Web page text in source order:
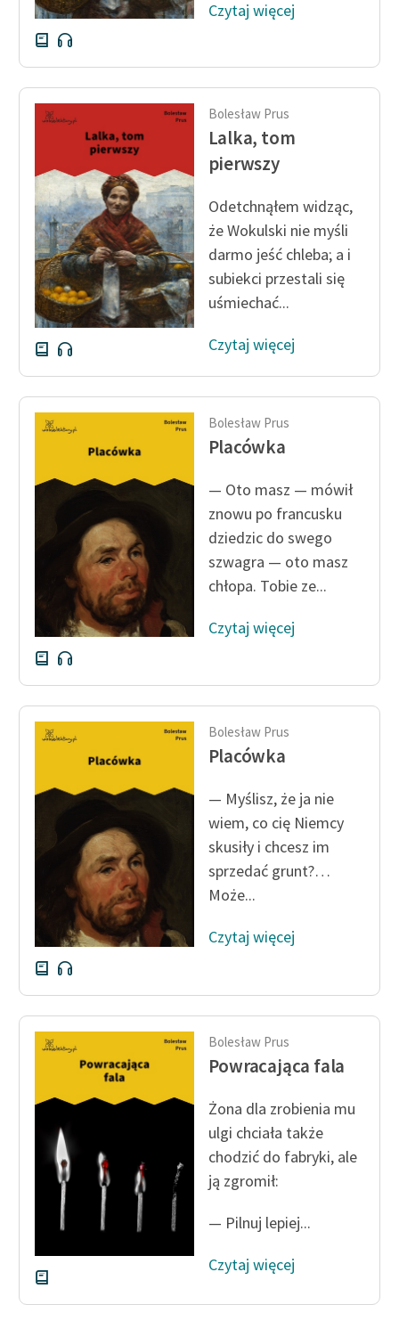
Czytaj więcej
Bolesław Prus
Lalka, tom
pierwszy
Odetchnąłem widząc,
że Wokulski nie myśli
darmo jeść chleba; a i
subiekci przestali się
uśmiechać...
Czytaj więcej
Bolesław Prus
Placówka
— Oto masz — mówił
znowu po francusku
dziedzic do swego
szwagra — oto masz
chłopa. Tobie ze...
Czytaj więcej
Bolesław Prus
Placówka
— Myślisz, że ja nie
wiem, co cię Niemcy
skusiły i chcesz im
sprzedać grunt?…
Może...
Czytaj więcej
Bolesław Prus
Powracająca fala
Żona dla zrobienia mu
ulgi chciała także
chodzić do fabryki, ale
ją zgromił:
— Pilnuj lepiej...
Czytaj więcej